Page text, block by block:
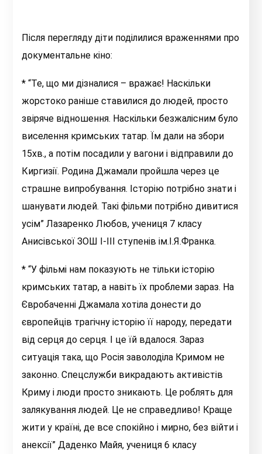
Після перегляду діти поділилися враженнями про
документальне кіно:
* “Те, що ми дізналися – вражає! Наскільки
жорстоко раніше ставилися до людей, просто
звіряче відношення. Наскільки безжалісним було
виселення кримських татар. Їм дали на збори
15хв., а потім посадили у вагони і відправили до
Киргизії. Родина Джамали пройшла через це
страшне випробування. Історію потрібно знати і
шанувати людей. Такі фільми потрібно дивитися
усім” Лазаренко Любов, учениця 7 класу
Анисівської ЗОШ І-ІІІ ступенів ім.І.Я.Франка.
* “У фільмі нам показують не тільки історію
кримських татар, а навіть їх проблеми зараз. На
Євробаченні Джамала хотіла донести до
європейців трагічну історію її народу, передати
від серця до серця. І це їй вдалося. Зараз
ситуація така, що Росія заволоділа Кримом не
законно. Спецслужби викрадають активістів
Криму і люди просто зникають. Це роблять для
залякування людей. Це не справедливо! Краще
жити у країні, де все спокійно і мирно, без війти і
анексії” Даденко Майя, учениця 6 класу